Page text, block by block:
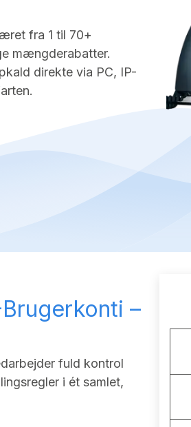
fra 1 til 70+
mængderabatter.
direkte via PC, IP-
–
fuld kontrol
i ét samlet,